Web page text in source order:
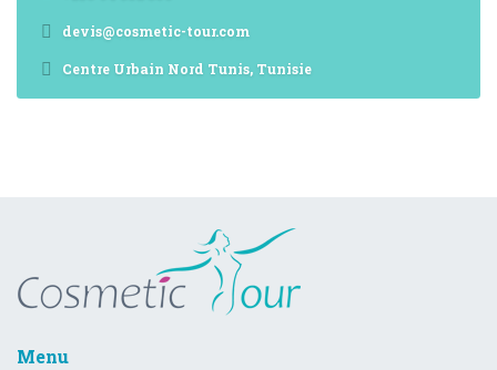
devis@cosmetic-tour.com
Centre Urbain Nord Tunis, Tunisie
Menu